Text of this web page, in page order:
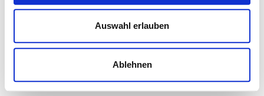
Auswahl erlauben
Ablehnen